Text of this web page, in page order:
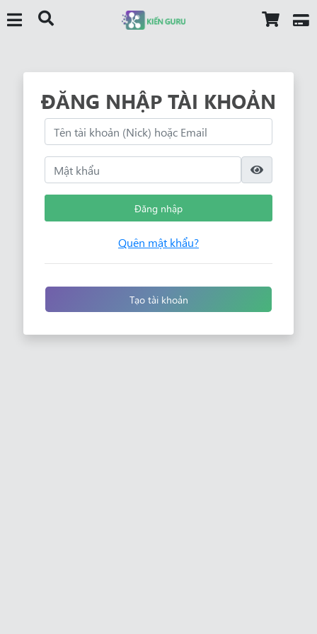
ĐĂNG NHẬP TÀI KHOẢN
Đăng nhập
Quên mật khẩu?
Tạo tài khoản